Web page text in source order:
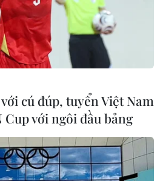
#nắng nóng
cú đúp, tuyển Việt Nam
Cup với ngôi đầu bảng